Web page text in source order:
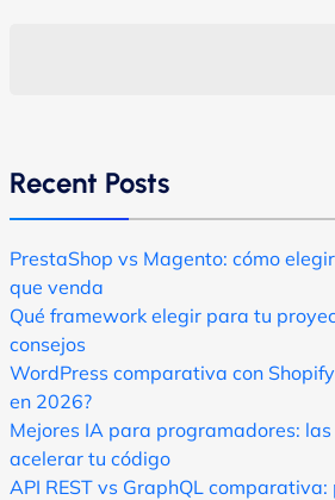
Recent Posts
PrestaShop vs Magento: cómo
que venda
Qué framework elegir para tu
consejos
WordPress comparativa con
en 2026?
Mejores IA para programadores:
acelerar tu código
API REST vs GraphQL